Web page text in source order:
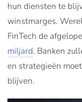
hun diensten te
winstmarges.
FinTech de
miljard. Banken
en strategieën
blijven.